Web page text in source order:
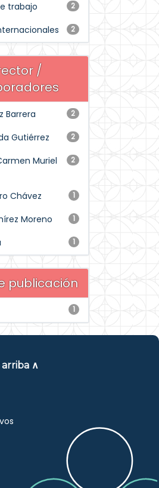
2
trabajo
2
/
2
Barrera
2
Gutiérrez
2
Muriel
1
Chávez
1
Moreno
1
publicación
1
∧